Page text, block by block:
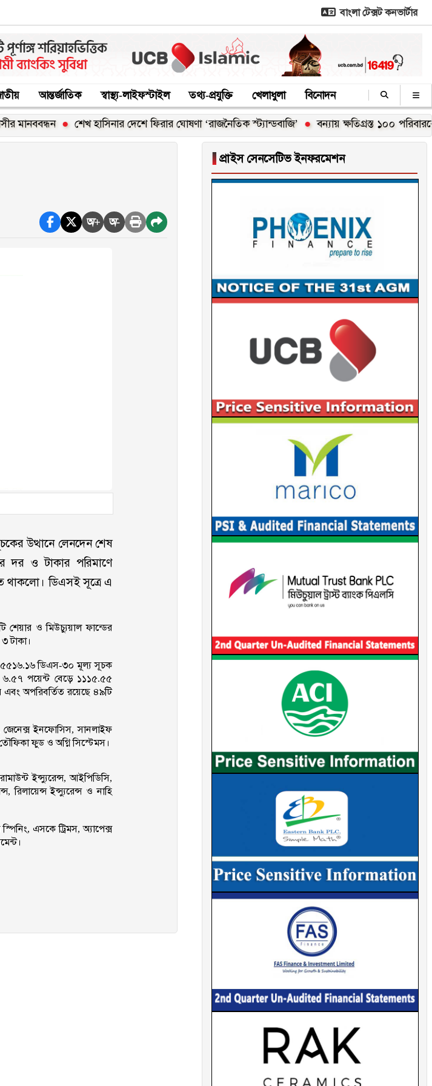
বাংলা টেক্সট কনভার্টার
আন্তর্জাতিক স্বাস্থ্য-লাইফস্টাইল তথ্য-প্রযুক্তি খেলাধুলা বিনোদন
শেখ হাসিনার দেশে ফিরার ঘোষণা ‘রাজনৈতিক স্ট্যান্ডবাজি’ বন্যায় ক্ষতিগ্রস্ত ১০০ পরিবারকে নতুন
অ+ অ-
উত্থানে লেনদেন শেষ
দর ও টাকার পরিমাণে
থাকলো। ডিএসই সূত্রে এ
ও মিউচ্যুয়াল ফান্ডের
টাকা।
৫৫১৬.১৬ ডিএস-৩০ মূল্য সূচক
পয়েন্ট বেড়ে ১১১৫.৫৫
এবং অপরিবর্তিত রয়েছে ৪৯টি
জেনেক্স ইনফোসিস, সানলাইফ
ফুড ও অগ্নি সিস্টেমস।
ইন্স্যুরেন্স, আইপিডিসি,
রিলায়েন্স ইন্স্যুরেন্স ও নাহি
এসকে ট্রিমস, অ্যাপেক্স
▐ প্রাইস সেনসেটিভ ইনফরমেশন